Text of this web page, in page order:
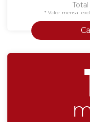
* Valor mensal